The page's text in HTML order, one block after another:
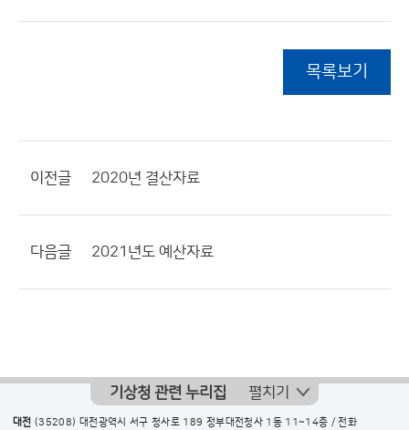
목록보기
이전글 2020년 결산자료
다음글 2021년도 예산자료
기상청 관련 누리집 펼치기
대전 (35208) 대전광역시 서구 청사로 189 정부대전청사 1동 11~14층 / 전화